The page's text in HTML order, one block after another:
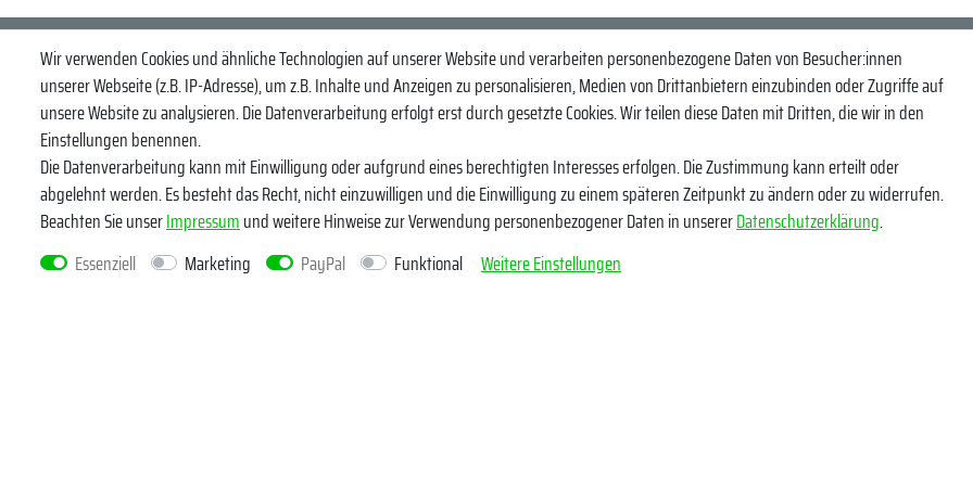
Abonniere unseren Newsletter und bleibe so über unsere Neuheiten und Angebote
VORNAME NACHNAME
E-MAIL **
Newsletter
Honig
Hiermit bestätige ich, dass ich dieDaten­schutz­erklärunggelesen habe. Meine Einwilligung kann ich
Wir verwenden Cookies und ähnliche Technologien auf unserer Website und verarbeiten personenbezogene Daten von Besucher:innen
unserer Webseite (z.B. IP-Adresse), um z.B. Inhalte und Anzeigen zu personalisieren, Medien von Drittanbietern einzubinden oder Zugriffe auf
unsere Website zu analysieren. Die Datenverarbeitung erfolgt erst durch gesetzte Cookies. Wir teilen diese Daten mit Dritten, die wir in den
Einstellungen benennen.
Die Datenverarbeitung kann mit Einwilligung oder aufgrund eines berechtigten Interesses erfolgen. Die Zustimmung kann erteilt oder
abgelehnt werden. Es besteht das Recht, nicht einzuwilligen und die Einwilligung zu einem späteren Zeitpunkt zu ändern oder zu widerrufen.
Beachten Sie unserImpressumund weitere Hinweise zur Verwendung personenbezogener Daten in unsererDaten­schutz­erklärung.
Essenziell
Marketing PayPal Funktional Weitere Einstellungen